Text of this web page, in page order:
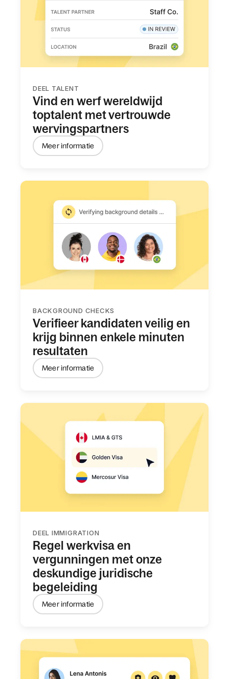
DEEL TALENT
Vind en werf wereldwijd
toptalent met vertrouwde
wervingspartners
Meer informatie
BACKGROUND CHECKS
Verifieer kandidaten veilig en
krijg binnen enkele minuten
resultaten
Meer informatie
DEEL IMMIGRATION
Regel werkvisa en
vergunningen met onze
deskundige juridische
begeleiding
Meer informatie